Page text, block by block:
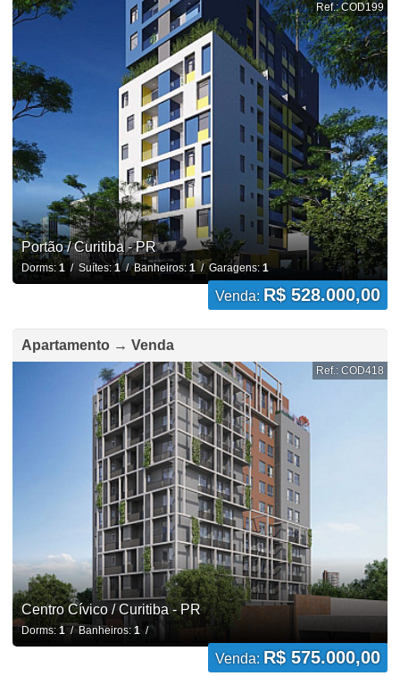
Ref.: COD199
Portão / Curitiba - PR
Dorms:1 / Suítes:1/ Banheiros: 1 / Garagens: 1
Venda: R$ 528.000,00
Apartamento → Venda
Ref.: COD418
Centro Cívico / Curitiba - PR
Dorms: 1/ Banheiros:1/
Venda: R$ 575.000,00